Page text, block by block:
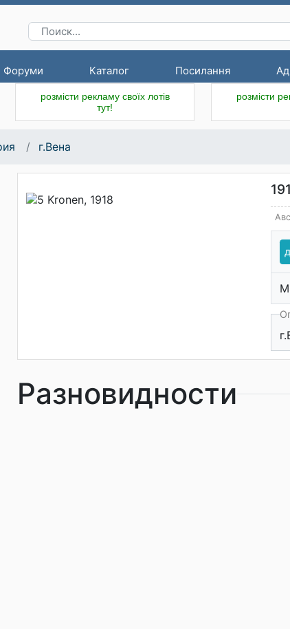
Форуми Каталог Посилання
розмісти рекламу своїх лотів
тут!
розмісти
г.Вена
Разновидности